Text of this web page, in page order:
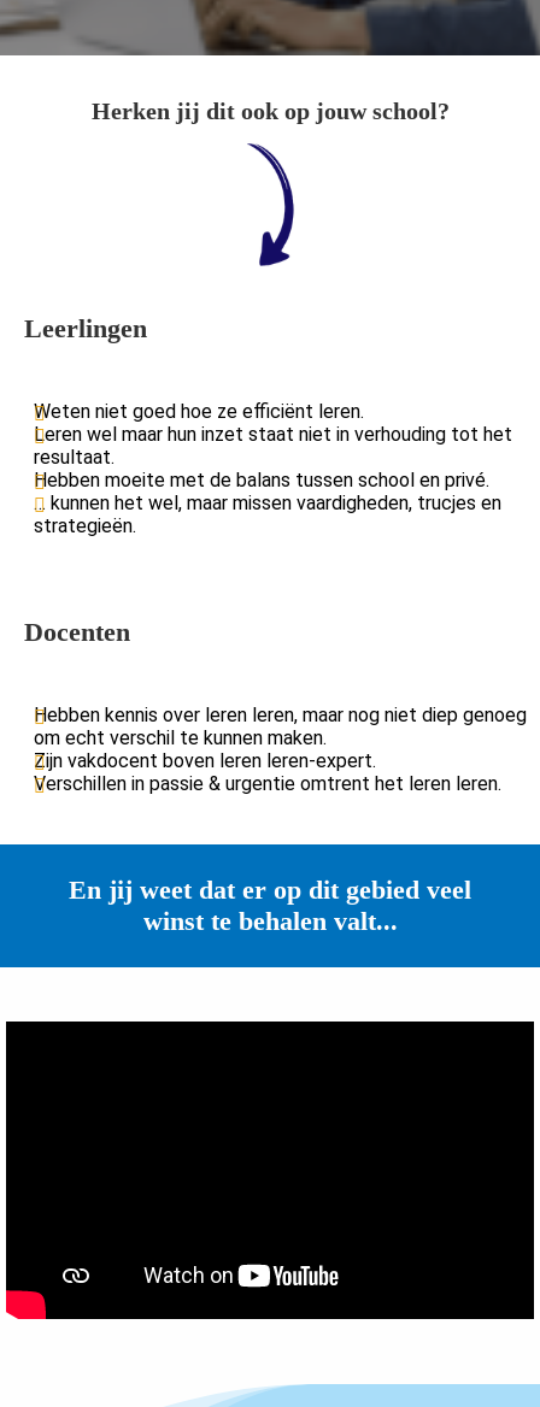
Herken jij dit ook op jouw school?
Leerlingen
Weten niet goed hoe ze efficiënt leren.
Leren wel maar hun inzet staat niet in verhouding tot het
resultaat.
Hebben moeite met de balans tussen school en privé.
… kunnen het wel, maar missen vaardigheden, trucjes en
strategieën.
Docenten
Hebben kennis over leren leren, maar nog niet diep genoeg
om echt verschil te kunnen maken.
Zijn vakdocent boven leren leren-expert.
Verschillen in passie & urgentie omtrent het leren leren.
En jij weet dat er op dit gebied veel
winst te behalen valt...
gebruikt
te
de
Hierdoor